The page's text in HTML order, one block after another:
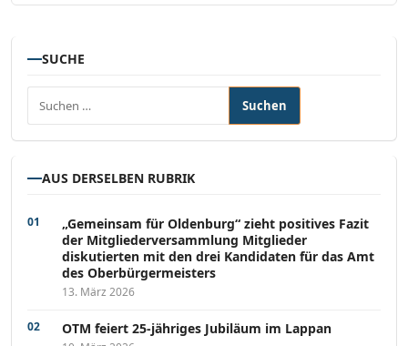
SUCHE
Suchen nach:
AUS DERSELBEN RUBRIK
„Gemeinsam für Oldenburg“ zieht positives Fazit
der Mitgliederversammlung Mitglieder
diskutierten mit den drei Kandidaten für das Amt
des Oberbürgermeisters
13. März 2026
OTM feiert 25-jähriges Jubiläum im Lappan